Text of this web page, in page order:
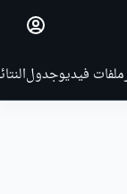
ملفات فيديوجدول